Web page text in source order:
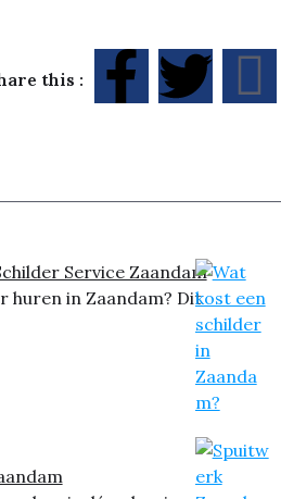
this :
Service Zaandam
huren in Zaandam? Dit